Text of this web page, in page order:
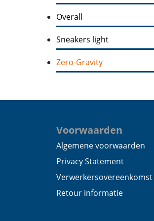
Overall
Sneakers light
Zero-Gravity
Voorwaarden
Algemene voorwaarden
Privacy Statement
Verwerkersovereenkomst
Retour informatie